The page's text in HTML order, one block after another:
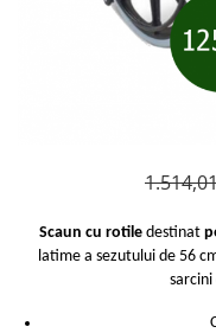
Scaun cu rotile destinat
latime a sezutului de 56
sarcini